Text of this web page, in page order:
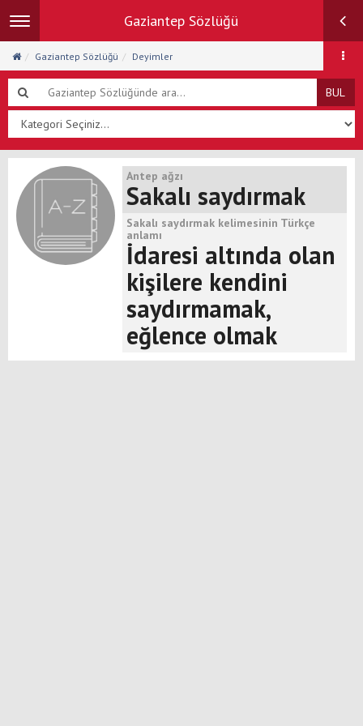
Toggle
navigation
Gaziantep Sözlüğü
Gaziantep Sözlüğü Deyimler
BUL
Antep ağzı
Sakalı saydırmak
Sakalı saydırmak kelimesinin Türkçe
anlamı
İdaresi altında olan
kişilere kendini
saydırmamak,
eğlence olmak